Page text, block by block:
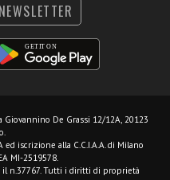
NEWSLETTER
Giovannino De Grassi 12/12A, 20123
ed iscrizione alla C.C.I.A.A. di Milano
MI-2519578.
il n.37767. Tutti i diritti di proprietà